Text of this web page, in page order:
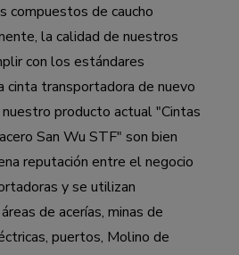
de cable de acero STB
de cangilones con cordón de
compuestos de caucho
la calidad de nuestros
con los estándares
cinta transportadora de nuevo
producto actual "Cintas
San Wu STF" son bien
reputación entre el negocio
y se utilizan
de acerías, minas de
puertos, Molino de